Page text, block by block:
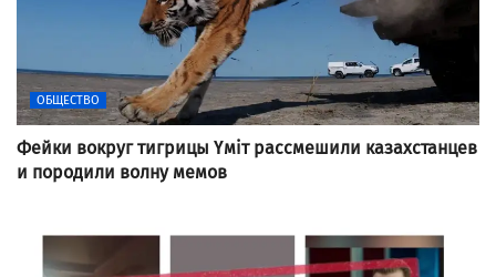
ОБЩЕСТВО
Фейки вокруг тигрицы Үміт рассмешили казахстанцев
и породили волну мемов